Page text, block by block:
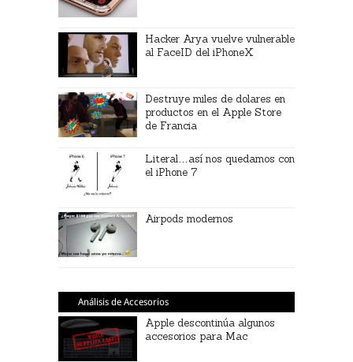
Hacker Arya vuelve vulnerable
al FaceID del iPhoneX
Destruye miles de dolares en
productos en el Apple Store
de Francia
Literal…así nos quedamos con
el iPhone 7
Airpods modernos
Análisis de Accesorios
Apple descontinúa algunos
accesorios para Mac